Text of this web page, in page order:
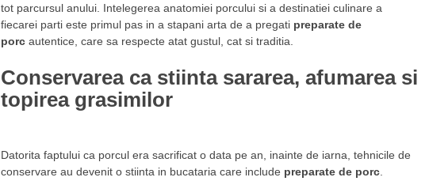
tot parcursul anului. Intelegerea anatomiei porcului si a destinatiei culinare a
fiecarei parti este primul pas in a stapani arta de a pregati preparate de
porcautentice, care sa respecte atat gustul, cat si traditia.
Conservarea ca stiinta sararea, afumarea si
topirea grasimilor
Datorita faptului ca porcul era sacrificat o data pe an, inainte de iarna, tehnicile de
conservare au devenit o stiinta in bucataria care include preparate de porc.